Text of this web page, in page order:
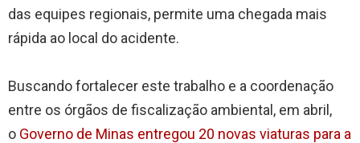
das equipes regionais, permite uma chegada mais
rápida ao local do acidente.
Buscando fortalecer este trabalho e a coordenação
entre os órgãos de fiscalização ambiental, em abril,
o Governo de Minas entregou 20 novas viaturas para a